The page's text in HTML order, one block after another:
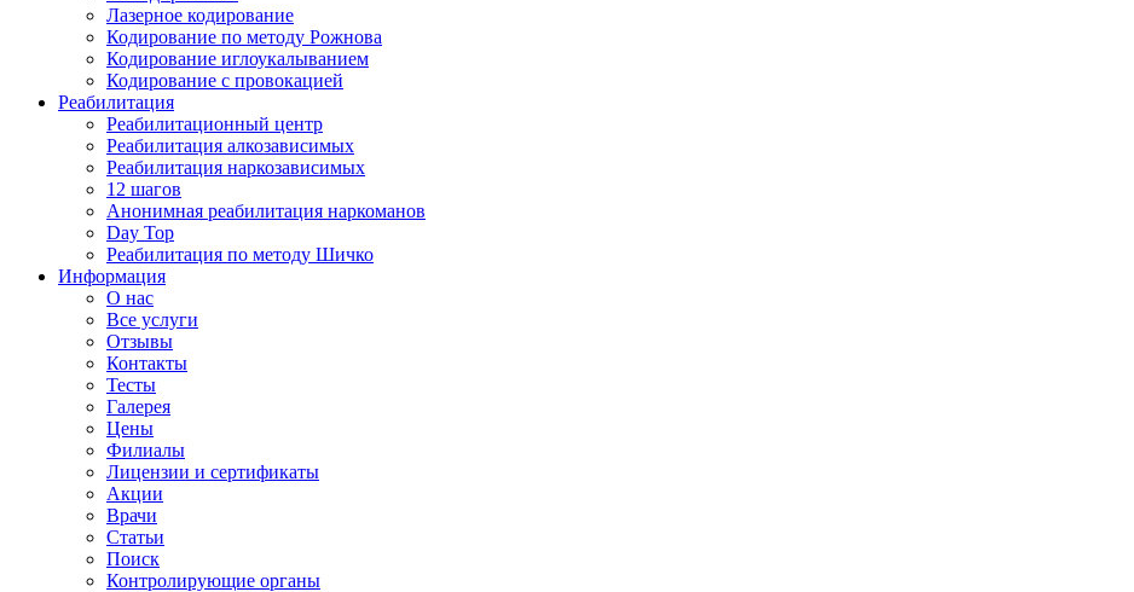
Лазерное кодирование
Кодирование по методу Рожнова
Кодирование иглоукалыванием
Кодирование с провокацией
Реабилитация
Реабилитационный центр
Реабилитация алкозависимых
Реабилитация наркозависимых
12 шагов
Анонимная реабилитация наркоманов
Day Top
Реабилитация по методу Шичко
Информация
О нас
Все услуги
Отзывы
Контакты
Тесты
Галерея
Цены
Филиалы
Лицензии и сертификаты
Акции
Врачи
Статьи
Поиск
Контролирующие органы